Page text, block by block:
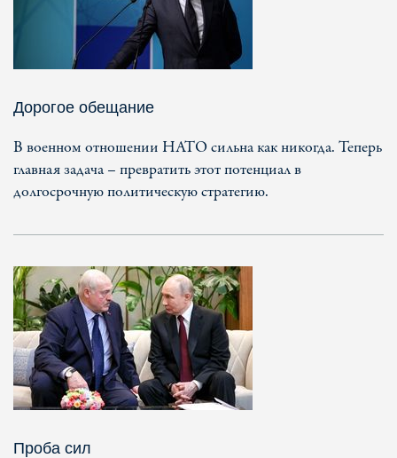
Дорогое обещание
В военном отношении НАТО сильна как никогда. Теперь
главная задача – превратить этот потенциал в
долгосрочную политическую стратегию.
Проба сил